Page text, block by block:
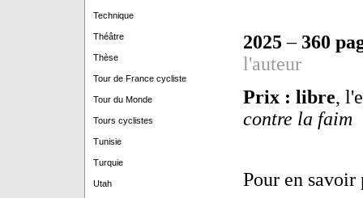
Technique
Théâtre
Thèse
Tour de France cycliste
Tour du Monde
Tours cyclistes
Tunisie
Turquie
Utah
2025–360
l'auteur
Prix : libre,
contre la faim
Pour en